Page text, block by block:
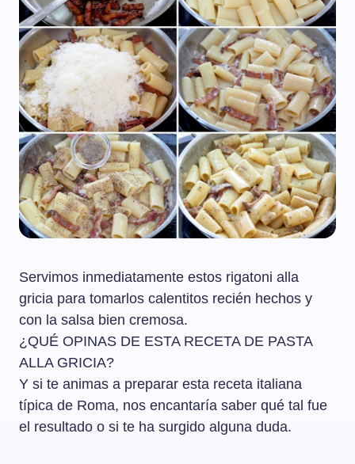
Servimos inmediatamente estos rigatoni alla
gricia para tomarlos calentitos recién hechos y
con la salsa bien cremosa.
¿QUÉ OPINAS DE ESTA RECETA DE PASTA
ALLA GRICIA?
Y si te animas a preparar esta receta italiana
típica de Roma, nos encantaría saber qué tal fue
el resultado o si te ha surgido alguna duda.